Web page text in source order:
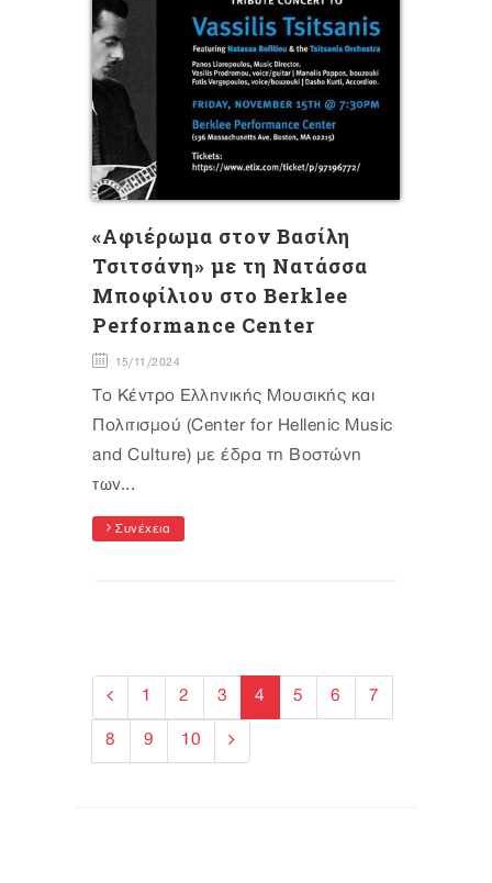
«Αφιέρωμα στον Βασίλη
Τσιτσάνη» με τη Νατάσσα
Μποφίλιου στο Berklee
Performance Center
15/11/2024
Το Κέντρο Ελληνικής Μουσικής και
Πολιτισμού (Center for Hellenic Music
and Culture) με έδρα τη Βοστώνη
των...
Συνέχεια
1 2 3 4 5 6 7
8 9 10